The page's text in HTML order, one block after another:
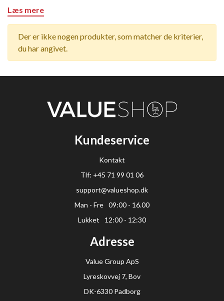
Læs mere
Der er ikke nogen produkter, som matcher de kriterier,
du har angivet.
Kundeservice
Kontakt
Tlf: +45 71 99 01 06
support@valueshop.dk
Man - Fre 09:00 - 16.00
Lukket
12:00 - 12:30
Adresse
Value Group ApS
Lyreskovvej 7, Bov
DK-6330 Padborg